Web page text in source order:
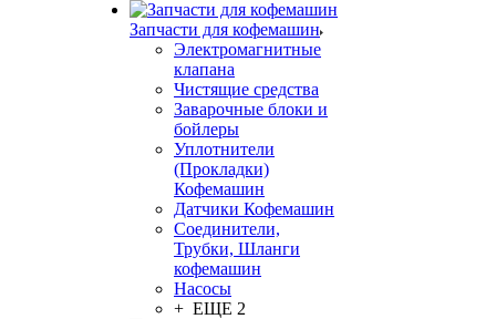
Запчасти для кофемашин
Электромагнитные
клапана
Чистящие средства
Заварочные блоки и
бойлеры
Уплотнители
(Прокладки)
Кофемашин
Датчики Кофемашин
Соединители,
Трубки, Шланги
кофемашин
Насосы
+ ЕЩЕ 2